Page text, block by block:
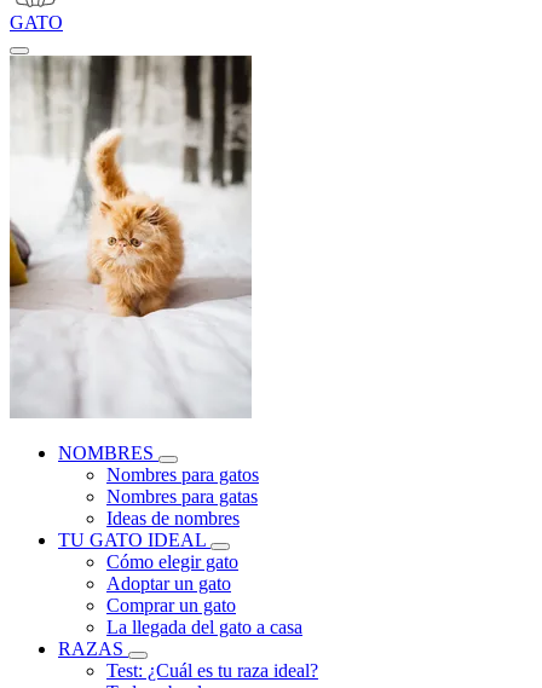
GATO
NOMBRES
Nombres para gatos
Nombres para gatas
Ideas de nombres
TU GATO IDEAL
Cómo elegir gato
Adoptar un gato
Comprar un gato
La llegada del gato a casa
RAZAS
Test: ¿Cuál es tu raza ideal?